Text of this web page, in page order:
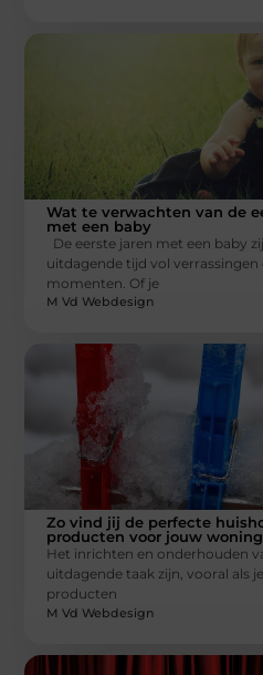
Wat te verwachten van de
met een baby
De eerste jaren met een baby
uitdagende tijd vol
momenten. Of je
M Vd Webdesign
Zo vind jij de perfecte
producten voor jouw woning
Het inrichten en onderhouden
uitdagende taak zijn, vooral als
producten
M Vd Webdesign